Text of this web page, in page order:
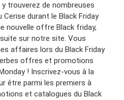
trouverez de nombreuses
durant le Black Friday
nouvelle offre Black friday,
sur notre site. Vous
affaires lors du Black Friday
offres et promotions
! Inscrivez-vous à la
être parmi les premiers à
et catalogues du Black